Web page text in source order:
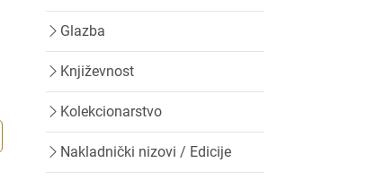
Glazba
Književnost
Kolekcionarstvo
Nakladnički nizovi / Edicije